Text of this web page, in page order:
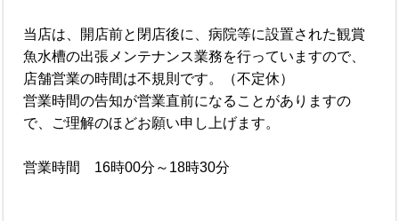
当店は、開店前と閉店後に、病院等に設置された観賞
魚水槽の出張メンテナンス業務を行っていますので、
店舗営業の時間は不規則です。（不定休）
営業時間の告知が営業直前になることがありますの
で、ご理解のほどお願い申し上げます。
営業時間 16時00分～18時30分